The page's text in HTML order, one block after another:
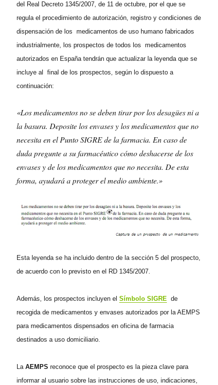
del Real Decreto 1345/2007, de 11 de octubre, por el que se
regula el procedimiento de autorización, registro y condiciones de
dispensación de los medicamentos de uso humano fabricados
industrialmente, los prospectos de todos los medicamentos
autorizados en España tendrán que actualizar la leyenda que se
incluye al final de los prospectos, según lo dispuesto a
continuación:
«Los medicamentos no se deben tirar por los desagües ni a
la basura. Deposite los envases y los medicamentos que no
necesita en el Punto SIGRE de la farmacia. En caso de
duda pregunte a su farmacéutico cómo deshacerse de los
envases y de los medicamentos que no necesita. De esta
forma, ayudará a proteger el medio ambiente.»
Esta leyenda se ha incluido dentro de la sección 5 del prospecto,
de acuerdo con lo previsto en el RD 1345/2007.
Además, los prospectos incluyen elSímbolo SIGRE de
recogida de medicamentos y envases autorizados por la AEMPS
para medicamentos dispensados en oficina de farmacia
destinados a uso domiciliario.
LaAEMPS reconoce que el prospecto es la pieza clave para
informar al usuario sobre las instrucciones de uso, indicaciones,